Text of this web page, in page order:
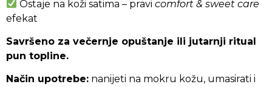
Ostaje na koži satima – pravicomfort & sweet care
efekat
Savršeno za večernje opuštanje ili jutarnji ritual
pun topline.
Način upotrebe: nanijeti na mokru kožu, umasirati i